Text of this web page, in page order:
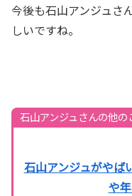
今後も石山アンジュさ
しいですね。
石山アンジュさんの他
石山アンジュがやば
や